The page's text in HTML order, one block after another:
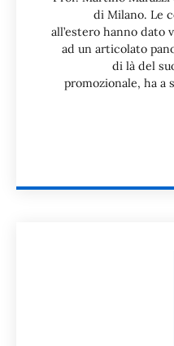
di Milano. Le
all’estero hanno dato
ad un articolato
di là del
promozionale, ha a